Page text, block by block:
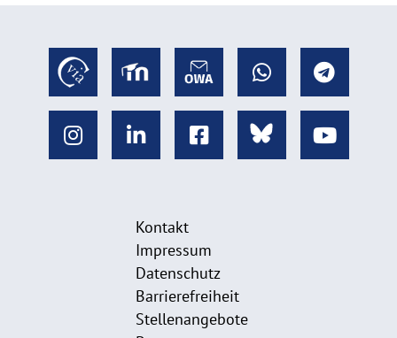
Kontakt
Impressum
Datenschutz
Barrierefreiheit
Stellenangebote